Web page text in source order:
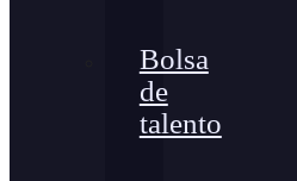
Bolsa
de
talento